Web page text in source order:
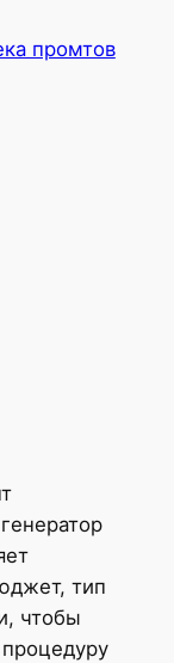
промтов
тип
чтобы